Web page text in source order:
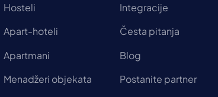
Hosteli
Apart-hoteli
Apartmani
Menadžeri objekata
Integracije
Česta pitanja
Blog
Postanite partner